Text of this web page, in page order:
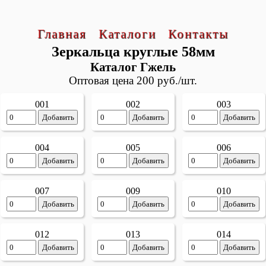
Главная Каталоги Контакты
Зеркальца круглые 58мм
Каталог Гжель
Оптовая цена 200 руб./шт.
001
Добавить
002
Добавить
003
Добавить
004
Добавить
005
Добавить
006
Добавить
007
Добавить
009
Добавить
010
Добавить
012
Добавить
013
Добавить
014
Добавить